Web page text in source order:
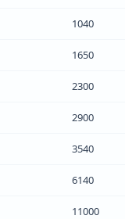
1040
1650
2300
2900
3540
6140
11000